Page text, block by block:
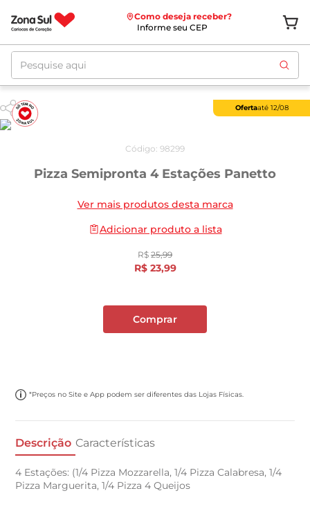
Como deseja receber?
Informe seu CEP
Pesquise aqui
Ofertaaté 12/08
Código: 98299
Pizza Semipronta 4 Estações Panetto
Ver mais produtos desta marca
Adicionar produto a lista
R$ 25,99
R$ 23,99
Comprar
*Preços no Site e App podem ser diferentes das Lojas Físicas.
Descrição Características
4 Estações: (1/4 Pizza Mozzarella, 1/4 Pizza Calabresa, 1/4
Pizza Marguerita, 1/4 Pizza 4 Queijos